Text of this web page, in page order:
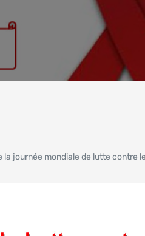
la journée mondiale de lutte contre